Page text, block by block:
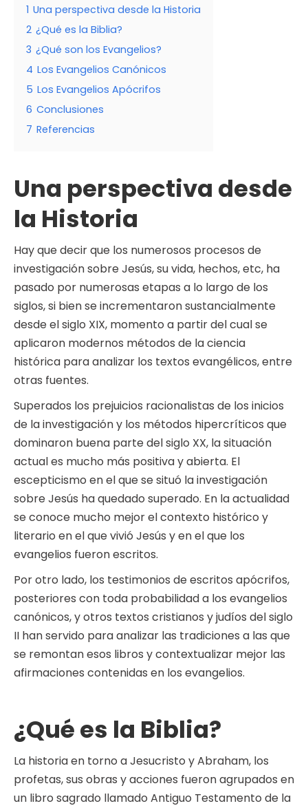
1 Una perspectiva desde la Historia
2 ¿Qué es la Biblia?
3 ¿Qué son los Evangelios?
4 Los Evangelios Canónicos
5 Los Evangelios Apócrifos
6 Conclusiones
7 Referencias
Una perspectiva desde
la Historia
Hay que decir que los numerosos procesos de
investigación sobre Jesús, su vida, hechos, etc, ha
pasado por numerosas etapas a lo largo de los
siglos, si bien se incrementaron sustancialmente
desde el siglo XIX, momento a partir del cual se
aplicaron modernos métodos de la ciencia
histórica para analizar los textos evangélicos, entre
otras fuentes.
Superados los prejuicios racionalistas de los inicios
de la investigación y los métodos hipercríticos que
dominaron buena parte del siglo XX, la situación
actual es mucho más positiva y abierta. El
escepticismo en el que se situó la investigación
sobre Jesús ha quedado superado. En la actualidad
se conoce mucho mejor el contexto histórico y
literario en el que vivió Jesús y en el que los
evangelios fueron escritos.
Por otro lado, los testimonios de escritos apócrifos,
posteriores con toda probabilidad a los evangelios
canónicos, y otros textos cristianos y judíos del siglo
II han servido para analizar las tradiciones a las que
se remontan esos libros y contextualizar mejor las
afirmaciones contenidas en los evangelios.
¿Qué es la Biblia?
La historia en torno a Jesucristo y Abraham, los
profetas, sus obras y acciones fueron agrupados en
un libro sagrado llamado Antiguo Testamento de la